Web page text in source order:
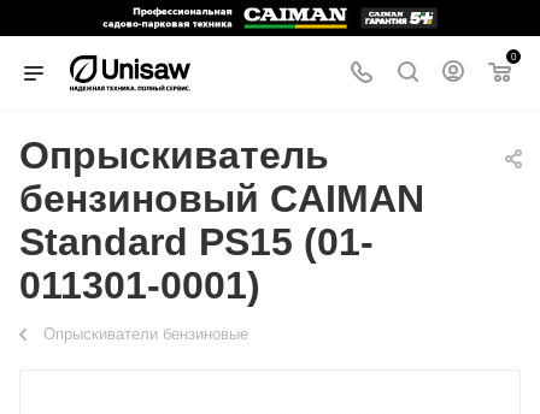
0
Опрыскиватель
бензиновый CAIMAN
Standard PS15 (01-
011301-0001)
Опрыскиватели бензиновые